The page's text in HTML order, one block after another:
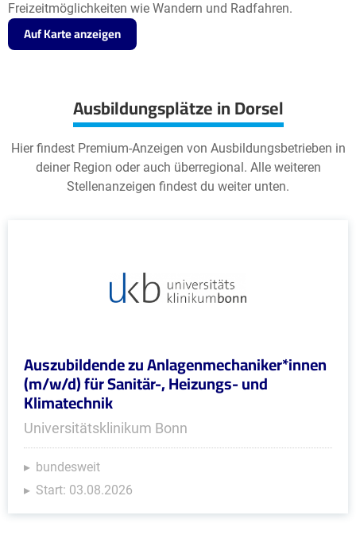
Freizeitmöglichkeiten wie Wandern und Radfahren.
Auf Karte anzeigen
Ausbildungsplätze in Dorsel
Hier findest Premium-Anzeigen von Ausbildungsbetrieben in
deiner Region oder auch überregional. Alle weiteren
Stellenanzeigen findest du weiter unten.
Auszubildende zu Anlagenmechaniker*innen
(m/w/d) für Sanitär-, Heizungs- und
Klimatechnik
Universitätsklinikum Bonn
bundesweit
Start: 03.08.2026